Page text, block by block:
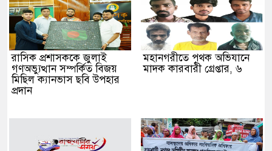
রাসিক প্রশাসককে জুলাই
গণঅভ্যুত্থান সম্পর্কিত বিজয়
মিছিল ক্যানভাস ছবি উপহার
প্রদান
মহানগরীতে পৃথক অভিযানে
মাদক কারবারী গ্রেপ্তার, ৬